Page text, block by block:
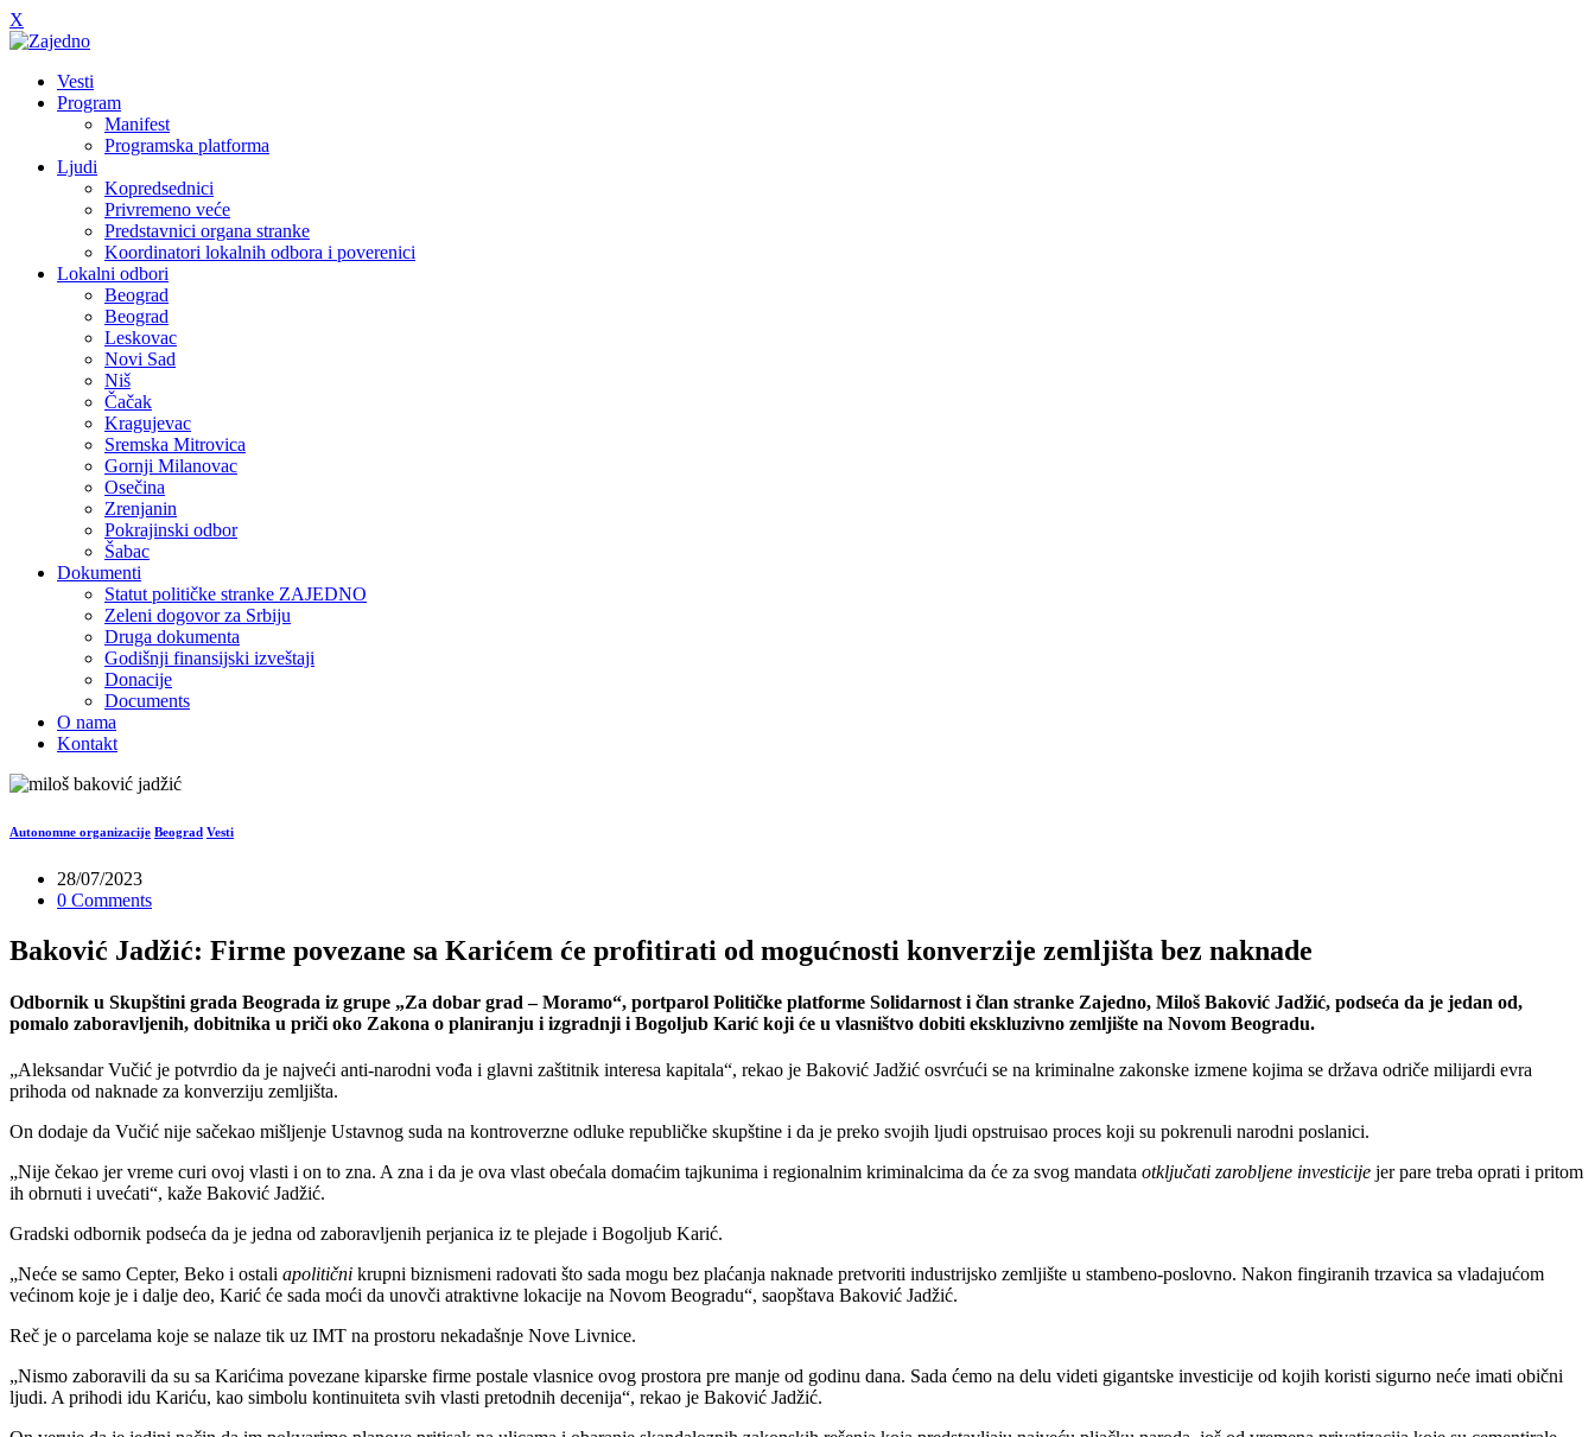
X
Vesti
Program
Manifest
Programska platforma
Ljudi
Kopredsednici
Privremeno veće
Predstavnici organa stranke
Koordinatori lokalnih odbora i poverenici
Lokalni odbori
Beograd
Beograd
Leskovac
Novi Sad
Niš
Čačak
Kragujevac
Sremska Mitrovica
Gornji Milanovac
Osečina
Zrenjanin
Pokrajinski odbor
Šabac
Dokumenti
Statut političke stranke ZAJEDNO
Zeleni dogovor za Srbiju
Druga dokumenta
Godišnji finansijski izveštaji
Donacije
Documents
O nama
Kontakt
Autonomne organizacije Beograd Vesti
28/07/2023
0 Comments
Baković Jadžić: Firme povezane sa Karićem će profitirati od mogućnosti konverzije zemljišta bez naknade
Odbornik u Skupštini grada Beograda iz grupe „Za dobar grad – Moramo“, portparol Političke platforme Solidarnost i član stranke Zajedno, Miloš Baković Jadžić, podseća da je jedan od,
pomalo zaboravljenih, dobitnika u priči oko Zakona o planiranju i izgradnji i Bogoljub Karić koji će u vlasništvo dobiti ekskluzivno zemljište na Novom Beogradu.
„Aleksandar Vučić je potvrdio da je najveći anti-narodni vođa i glavni zaštitnik interesa kapitala“, rekao je Baković Jadžić osvrćući se na kriminalne zakonske izmene kojima se država odriče milijardi evra
prihoda od naknade za konverziju zemljišta.
On dodaje da Vučić nije sačekao mišljenje Ustavnog suda na kontroverzne odluke republičke skupštine i da je preko svojih ljudi opstruisao proces koji su pokrenuli narodni poslanici.
„Nije čekao jer vreme curi ovoj vlasti i on to zna. A zna i da je ova vlast obećala domaćim tajkunima i regionalnim kriminalcima da će za svog mandata otključati zarobljene investicije jer pare treba oprati i pritom
ih obrnuti i uvećati“, kaže Baković Jadžić.
Gradski odbornik podseća da je jedna od zaboravljenih perjanica iz te plejade i Bogoljub Karić.
„Neće se samo Cepter, Beko i ostali apolitični krupni biznismeni radovati što sada mogu bez plaćanja naknade pretvoriti industrijsko zemljište u stambeno-poslovno. Nakon fingiranih trzavica sa vladajućom
većinom koje je i dalje deo, Karić će sada moći da unovči atraktivne lokacije na Novom Beogradu“, saopštava Baković Jadžić.
Reč je o parcelama koje se nalaze tik uz IMT na prostoru nekadašnje Nove Livnice.
„Nismo zaboravili da su sa Karićima povezane kiparske firme postale vlasnice ovog prostora pre manje od godinu dana. Sada ćemo na delu videti gigantske investicije od kojih koristi sigurno neće imati obični
ljudi. A prihodi idu Kariću, kao simbolu kontinuiteta svih vlasti pretodnih decenija“, rekao je Baković Jadžić.